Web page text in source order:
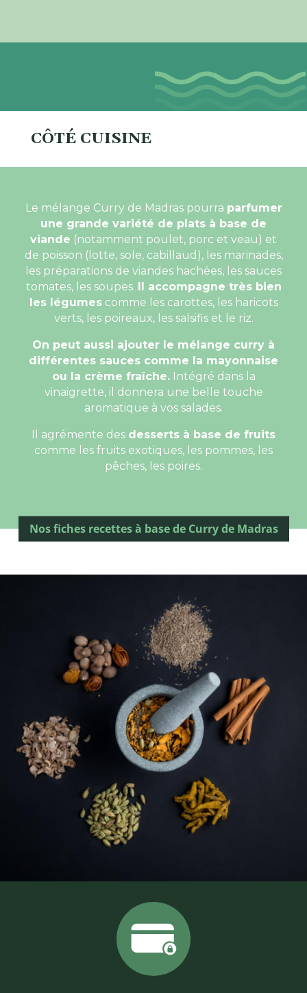
CÔTÉ CUISINE
Le mélange Curry de Madras pourra parfumer
une grande variété de plats à base de
viande (notamment poulet, porc et veau) et
de poisson (lotte, sole, cabillaud), les marinades,
les préparations de viandes hachées, les sauces
tomates, les soupes.
Il accompagne très bien
les légumescomme les carottes, les haricots
verts, les poireaux, les salsifis et le riz.
On peut aussi ajouter le mélange curry à
différentes sauces comme la mayonnaise
ou la crème fraîche.Intégré dans la
vinaigrette, il donnera une belle touche
aromatique à vos salades.
Il agrémente des desserts à base de fruits
comme les fruits exotiques, les pommes, les
pêches, les poires.
Nos fiches recettes à base de Curry de Madras